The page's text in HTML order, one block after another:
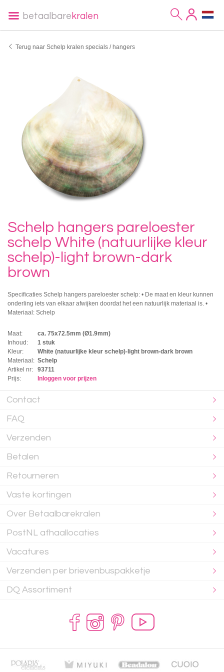
betaalbare kralen
Terug naar Schelp kralen specials / hangers
Schelp hangers pareloester
schelp White (natuurlijke kleur
schelp)-light brown-dark
brown
Specificaties Schelp hangers pareloester schelp: • De maat en kleur kunnen
onderling iets van elkaar afwijken doordat het een natuurlijk materiaal is. •
Materiaal: Schelp
Maat:
ca. 75x72.5mm (Ø1.9mm)
Inhoud:
1 stuk
Kleur:
White (natuurlijke kleur schelp)-light brown-dark brown
Materiaal: Schelp
Artikel nr:
93711
Prijs:
Inloggen voor prijzen
Contact
FAQ
Verzenden
Betalen
Retourneren
Vaste kortingen
Over Betaalbarekralen
PostNL afhaallocaties
Vacatures
Verzenden per brievenbuspakketje
DQ Assortiment